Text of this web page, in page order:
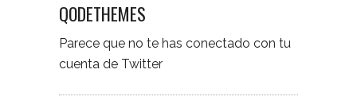
QODETHEMES
Parece que no te has conectado con tu
cuenta de Twitter